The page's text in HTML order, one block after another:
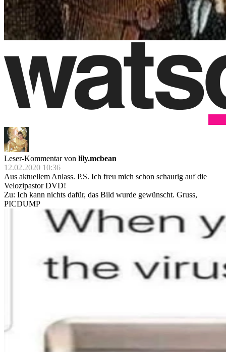
Leser-Kommentar von lily.mcbean
12.02.2020 10:36
Aus aktuellem Anlass. P.S. Ich freu mich schon schaurig auf die
Velozipastor DVD!
Zu: Ich kann nichts dafür, das Bild wurde gewünscht. Gruss,
PICDUMP